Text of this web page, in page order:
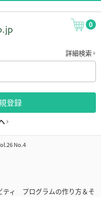
0
詳細検索
登録
No.4
ィ プログラムの作り方＆そ